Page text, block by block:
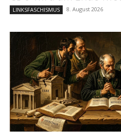
LINKSFASCHISMUS 8. August 2026